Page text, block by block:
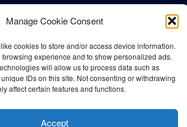
Manage Cookie Consent
cookies to store and/or access device information.
browsing experience and to show personalized ads.
will allow us to process data such as
IDs on this site. Not consenting or withdrawing
affect certain features and functions.
Accept
Bangla Post2026| Any unauthorised use or
of our content is strictly prohibited.